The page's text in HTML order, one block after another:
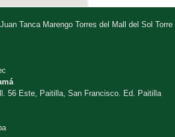
Tanca Marengo Torres del Mall del Sol Torre
56 Este, Paitilla, San Francisco. Ed. Paitilla